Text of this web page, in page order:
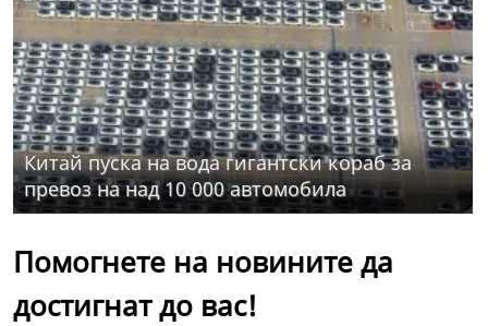
Китай пуска на вода гигантски кораб за
превоз на над 10 000 автомобила
Помогнете на новините да
достигнат до вас!